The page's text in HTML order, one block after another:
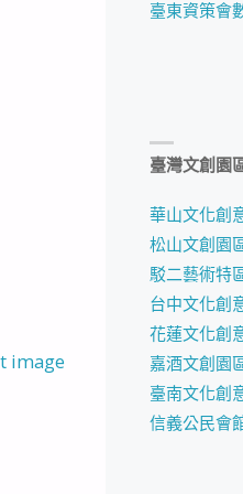
image
臺東資策會
臺灣文創園
華山文化創
松山文創園
駁二藝術特
台中文化創
花蓮文化創
嘉酒文創園
臺南文化創
信義公民會